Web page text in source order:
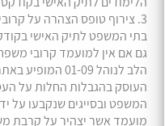
3. צירוף טופס הצהרה על
בתי המשפט לתיק האישי
גם אם אין למועמד קרובי
הלב לנוהל 01-
העוסק בהגבלות החלות על
המשפט ובסייגים שנקבעו על
מועמד אשר יצהיר על קרבת